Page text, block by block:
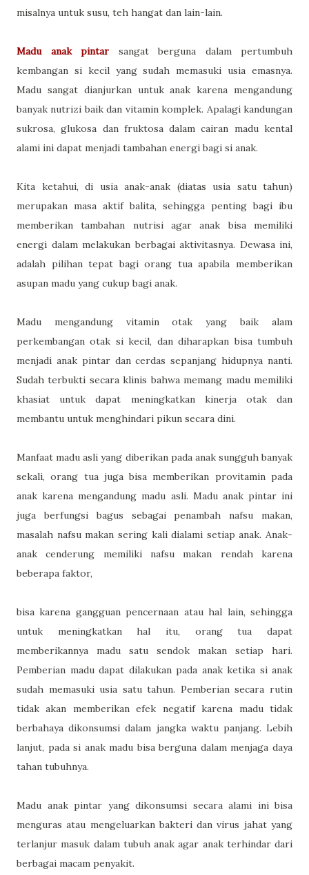
misalnya untuk susu, teh hangat dan lain-lain.
Madu anak pintar sangat berguna dalam pertumbuh
kembangan si kecil yang sudah memasuki usia emasnya.
Madu sangat dianjurkan untuk anak karena mengandung
banyak nutrizi baik dan vitamin komplek. Apalagi kandungan
sukrosa, glukosa dan fruktosa dalam cairan madu kental
alami ini dapat menjadi tambahan energi bagi si anak.
Kita ketahui, di usia anak-anak (diatas usia satu tahun)
merupakan masa aktif balita, sehingga penting bagi ibu
memberikan tambahan nutrisi agar anak bisa memiliki
energi dalam melakukan berbagai aktivitasnya. Dewasa ini,
adalah pilihan tepat bagi orang tua apabila memberikan
asupan madu yang cukup bagi anak.
Madu mengandung vitamin otak yang baik alam
perkembangan otak si kecil, dan diharapkan bisa tumbuh
menjadi anak pintar dan cerdas sepanjang hidupnya nanti.
Sudah terbukti secara klinis bahwa memang madu memiliki
khasiat untuk dapat meningkatkan kinerja otak dan
membantu untuk menghindari pikun secara dini.
Manfaat madu asli yang diberikan pada anak sungguh banyak
sekali, orang tua juga bisa memberikan provitamin pada
anak karena mengandung madu asli. Madu anak pintar ini
juga berfungsi bagus sebagai penambah nafsu makan,
masalah nafsu makan sering kali dialami setiap anak. Anak-
anak cenderung memiliki nafsu makan rendah karena
beberapa faktor,
bisa karena gangguan pencernaan atau hal lain, sehingga
untuk meningkatkan hal itu, orang tua dapat
memberikannya madu satu sendok makan setiap hari.
Pemberian madu dapat dilakukan pada anak ketika si anak
sudah memasuki usia satu tahun. Pemberian secara rutin
tidak akan memberikan efek negatif karena madu tidak
berbahaya dikonsumsi dalam jangka waktu panjang. Lebih
lanjut, pada si anak madu bisa berguna dalam menjaga daya
tahan tubuhnya.
Madu anak pintar yang dikonsumsi secara alami ini bisa
menguras atau mengeluarkan bakteri dan virus jahat yang
terlanjur masuk dalam tubuh anak agar anak terhindar dari
berbagai macam penyakit.